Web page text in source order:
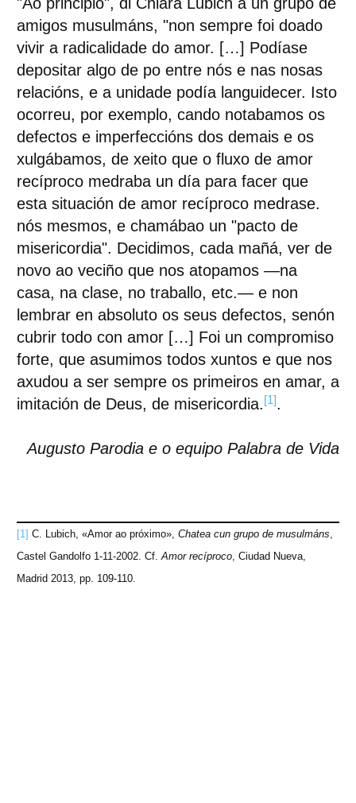
amigos musulmáns, "non sempre foi doado
vivir a radicalidade do amor. […] Podíase
depositar algo de po entre nós e nas nosas
relacións, e a unidade podía languidecer. Isto
ocorreu, por exemplo, cando notabamos os
defectos e imperfeccións dos demais e os
xulgábamos, de xeito que o fluxo de amor
recíproco medraba un día para facer que
esta situación de amor recíproco medrase.
nós mesmos, e chamábao un "pacto de
misericordia". Decidimos, cada mañá, ver de
novo ao veciño que nos atopamos —na
casa, na clase, no traballo, etc.— e non
lembrar en absoluto os seus defectos, senón
cubrir todo con amor […] Foi un compromiso
forte, que asumimos todos xuntos e que nos
axudou a ser sempre os primeiros en amar, a
imitación de Deus, de misericordia.[1].
Augusto Parodia e o equipo Palabra de Vida
[1] C. Lubich, «Amor ao próximo», Chatea cun grupo de musulmáns,
Castel Gandolfo 1-11-2002. Cf.Amor recíproco, Ciudad Nueva,
Madrid 2013, pp. 109-110.